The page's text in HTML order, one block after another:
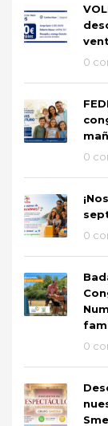
0
0
0
0